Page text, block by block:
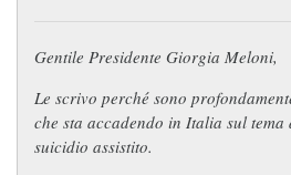
Gentile Presidente Giorgia Meloni,
Le scrivo perché sono
che sta accadendo in Italia sul tema
suicidio assistito.